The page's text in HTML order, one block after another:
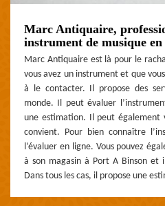
Marc Antiquaire,
instrument de musique en
Marc Antiquaire est là pour le
vous avez un instrument et que
à le contacter. Il propose des
monde. Il peut évaluer
une estimation. Il peut également
convient. Pour bien connaître
l’évaluer en ligne. Vous pouvez
à son magasin à Port A Binson et
Dans tous les cas, il propose une